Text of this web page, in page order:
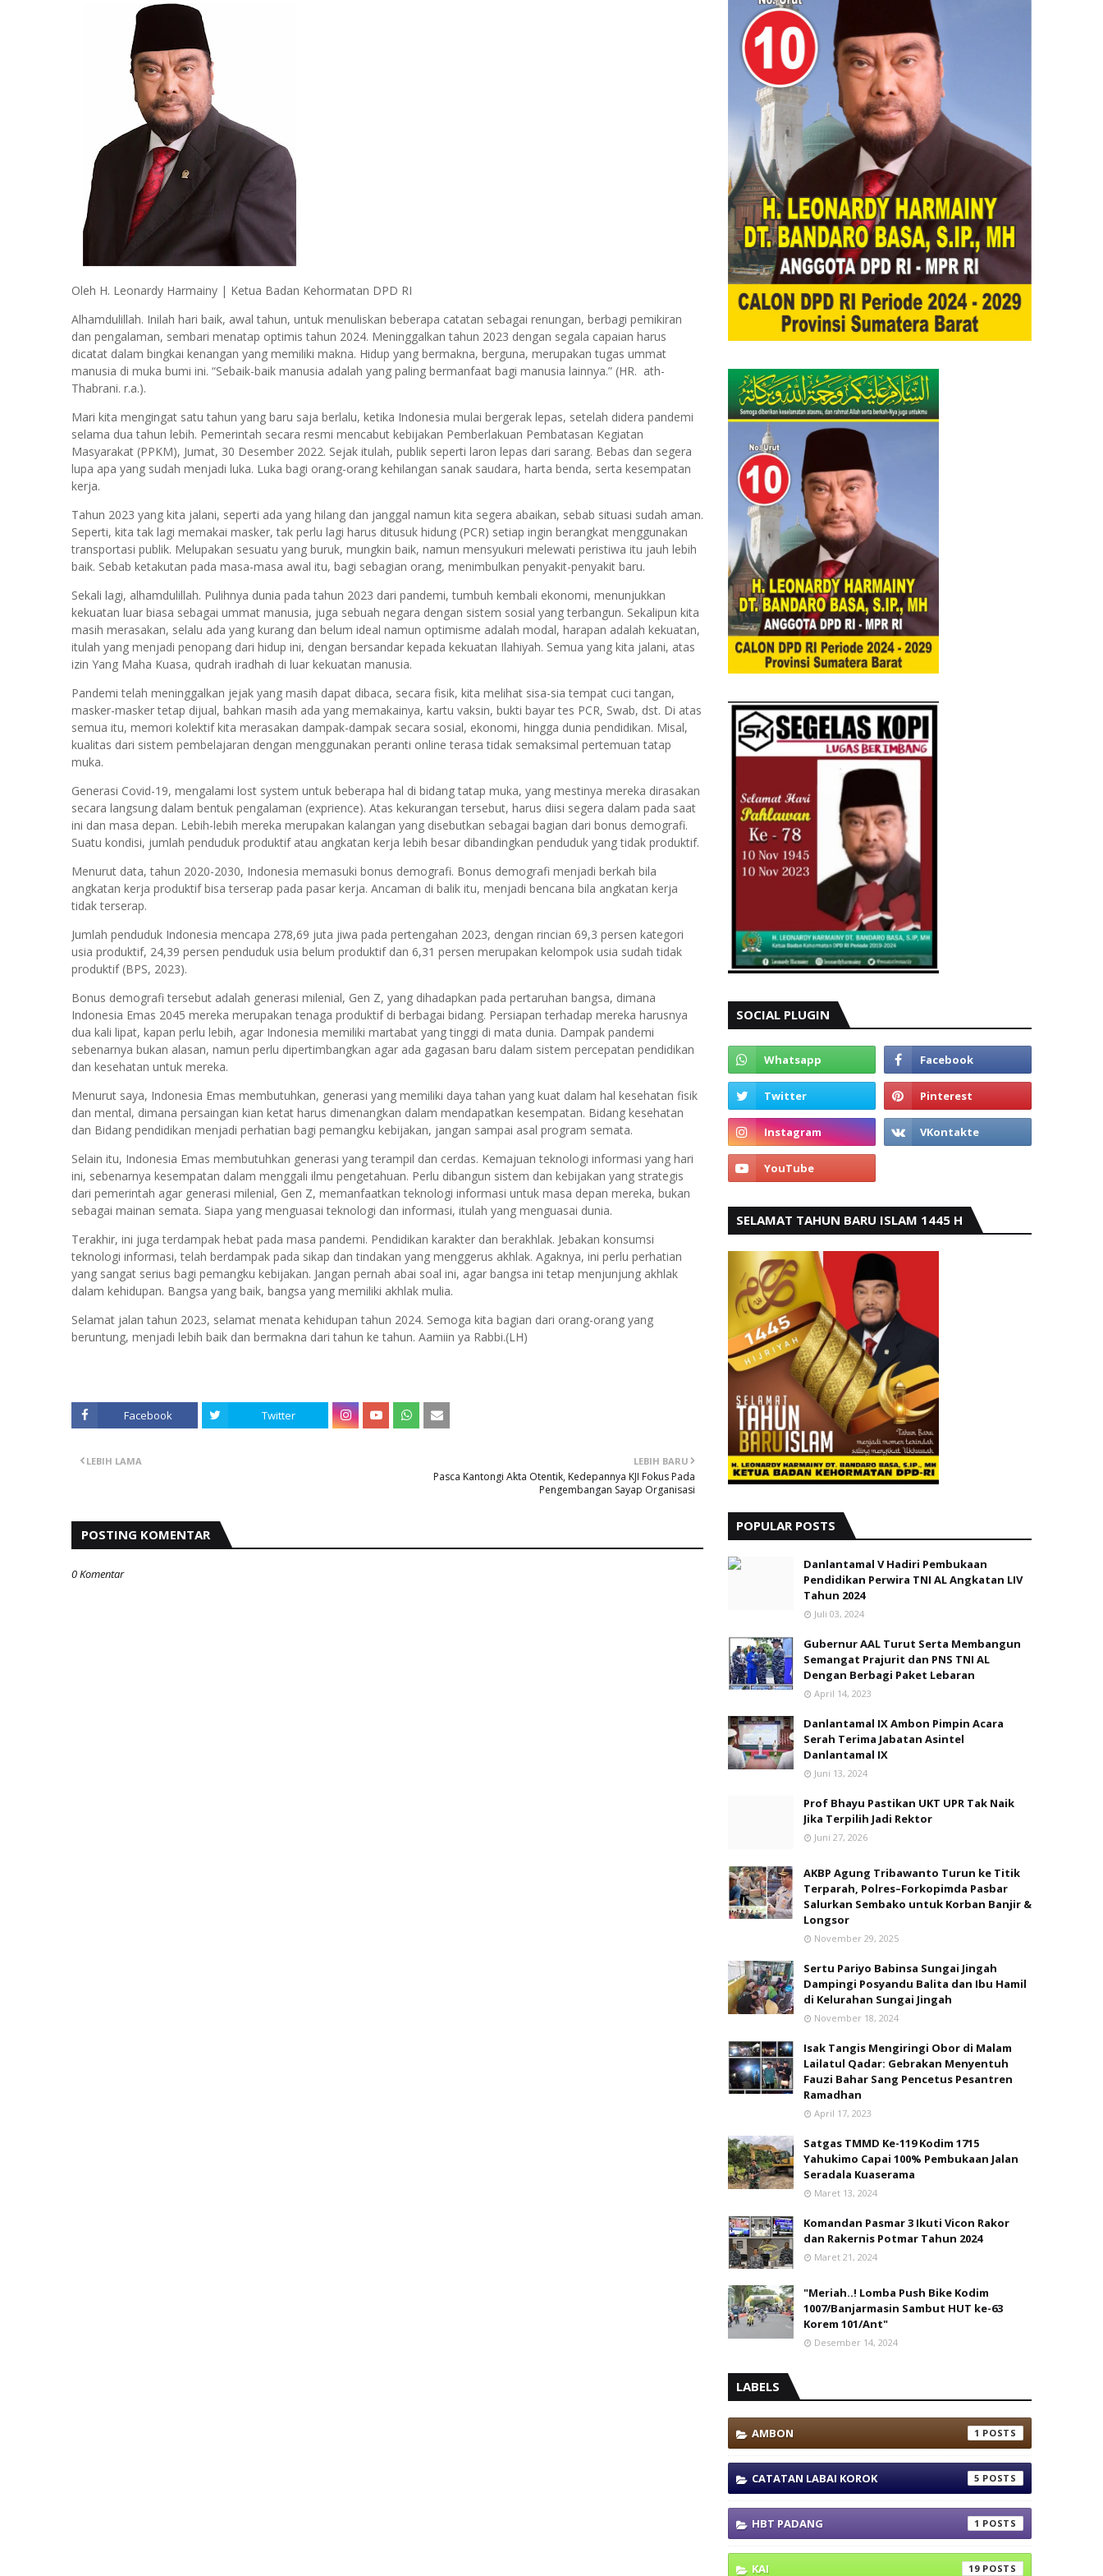
Oleh H. Leonardy Harmainy | Ketua Badan Kehormatan DPD RI
Alhamdulillah. Inilah hari baik, awal tahun, untuk menuliskan beberapa catatan sebagai renungan, berbagi pemikiran
dan pengalaman, sembari menatap optimis tahun 2024. Meninggalkan tahun 2023 dengan segala capaian harus
dicatat dalam bingkai kenangan yang memiliki makna. Hidup yang bermakna, berguna, merupakan tugas ummat
manusia di muka bumi ini. “Sebaik-baik manusia adalah yang paling bermanfaat bagi manusia lainnya.” (HR. ath-
Thabrani. r.a.).
Mari kita mengingat satu tahun yang baru saja berlalu, ketika Indonesia mulai bergerak lepas, setelah didera pandemi
selama dua tahun lebih. Pemerintah secara resmi mencabut kebijakan Pemberlakuan Pembatasan Kegiatan
Masyarakat (PPKM), Jumat, 30 Desember 2022. Sejak itulah, publik seperti laron lepas dari sarang. Bebas dan segera
lupa apa yang sudah menjadi luka. Luka bagi orang-orang kehilangan sanak saudara, harta benda, serta kesempatan
kerja.
Tahun 2023 yang kita jalani, seperti ada yang hilang dan janggal namun kita segera abaikan, sebab situasi sudah aman.
Seperti, kita tak lagi memakai masker, tak perlu lagi harus ditusuk hidung (PCR) setiap ingin berangkat menggunakan
transportasi publik. Melupakan sesuatu yang buruk, mungkin baik, namun mensyukuri melewati peristiwa itu jauh lebih
baik. Sebab ketakutan pada masa-masa awal itu, bagi sebagian orang, menimbulkan penyakit-penyakit baru.
Sekali lagi, alhamdulillah. Pulihnya dunia pada tahun 2023 dari pandemi, tumbuh kembali ekonomi, menunjukkan
kekuatan luar biasa sebagai ummat manusia, juga sebuah negara dengan sistem sosial yang terbangun. Sekalipun kita
masih merasakan, selalu ada yang kurang dan belum ideal namun optimisme adalah modal, harapan adalah kekuatan,
itulah yang menjadi penopang dari hidup ini, dengan bersandar kepada kekuatan Ilahiyah. Semua yang kita jalani, atas
izin Yang Maha Kuasa, qudrah iradhah di luar kekuatan manusia.
Pandemi telah meninggalkan jejak yang masih dapat dibaca, secara fisik, kita melihat sisa-sia tempat cuci tangan,
masker-masker tetap dijual, bahkan masih ada yang memakainya, kartu vaksin, bukti bayar tes PCR, Swab, dst. Di atas
semua itu, memori kolektif kita merasakan dampak-dampak secara sosial, ekonomi, hingga dunia pendidikan. Misal,
kualitas dari sistem pembelajaran dengan menggunakan peranti online terasa tidak semaksimal pertemuan tatap
muka.
Generasi Covid-19, mengalami lost system untuk beberapa hal di bidang tatap muka, yang mestinya mereka dirasakan
secara langsung dalam bentuk pengalaman (exprience). Atas kekurangan tersebut, harus diisi segera dalam pada saat
ini dan masa depan. Lebih-lebih mereka merupakan kalangan yang disebutkan sebagai bagian dari bonus demografi.
Suatu kondisi, jumlah penduduk produktif atau angkatan kerja lebih besar dibandingkan penduduk yang tidak produktif.
Menurut data, tahun 2020-2030, Indonesia memasuki bonus demografi. Bonus demografi menjadi berkah bila
angkatan kerja produktif bisa terserap pada pasar kerja. Ancaman di balik itu, menjadi bencana bila angkatan kerja
tidak terserap.
Jumlah penduduk Indonesia mencapa 278,69 juta jiwa pada pertengahan 2023, dengan rincian 69,3 persen kategori
usia produktif, 24,39 persen penduduk usia belum produktif dan 6,31 persen merupakan kelompok usia sudah tidak
produktif (BPS, 2023).
Bonus demografi tersebut adalah generasi milenial, Gen Z, yang dihadapkan pada pertaruhan bangsa, dimana
Indonesia Emas 2045 mereka merupakan tenaga produktif di berbagai bidang. Persiapan terhadap mereka harusnya
dua kali lipat, kapan perlu lebih, agar Indonesia memiliki martabat yang tinggi di mata dunia. Dampak pandemi
sebenarnya bukan alasan, namun perlu dipertimbangkan agar ada gagasan baru dalam sistem percepatan pendidikan
dan kesehatan untuk mereka.
Menurut saya, Indonesia Emas membutuhkan, generasi yang memiliki daya tahan yang kuat dalam hal kesehatan fisik
dan mental, dimana persaingan kian ketat harus dimenangkan dalam mendapatkan kesempatan. Bidang kesehatan
dan Bidang pendidikan menjadi perhatian bagi pemangku kebijakan, jangan sampai asal program semata.
Selain itu, Indonesia Emas membutuhkan generasi yang terampil dan cerdas. Kemajuan teknologi informasi yang hari
ini, sebenarnya kesempatan dalam menggali ilmu pengetahuan. Perlu dibangun sistem dan kebijakan yang strategis
dari pemerintah agar generasi milenial, Gen Z, memanfaatkan teknologi informasi untuk masa depan mereka, bukan
sebagai mainan semata. Siapa yang menguasai teknologi dan informasi, itulah yang menguasai dunia.
Terakhir, ini juga terdampak hebat pada masa pandemi. Pendidikan karakter dan berakhlak. Jebakan konsumsi
teknologi informasi, telah berdampak pada sikap dan tindakan yang menggerus akhlak. Agaknya, ini perlu perhatian
yang sangat serius bagi pemangku kebijakan. Jangan pernah abai soal ini, agar bangsa ini tetap menjunjung akhlak
dalam kehidupan. Bangsa yang baik, bangsa yang memiliki akhlak mulia.
Selamat jalan tahun 2023, selamat menata kehidupan tahun 2024. Semoga kita bagian dari orang-orang yang
beruntung, menjadi lebih baik dan bermakna dari tahun ke tahun. Aamiin ya Rabbi.(LH)
Facebook Twitter
LEBIH BARU
Pasca Kantongi Akta Otentik, Kedepannya KJI Fokus Pada
Pengembangan Sayap Organisasi
LEBIH LAMA
POSTING KOMENTAR
0 Komentar
SOCIAL PLUGIN
SELAMAT TAHUN BARU ISLAM 1445 H
POPULAR POSTS
Danlantamal V Hadiri Pembukaan
Pendidikan Perwira TNI AL Angkatan LIV
Tahun 2024
Juli 03, 2024
Gubernur AAL Turut Serta Membangun
Semangat Prajurit dan PNS TNI AL
Dengan Berbagi Paket Lebaran
April 14, 2023
Danlantamal IX Ambon Pimpin Acara
Serah Terima Jabatan Asintel
Danlantamal IX
Juni 13, 2024
Prof Bhayu Pastikan UKT UPR Tak Naik
Jika Terpilih Jadi Rektor
Juni 27, 2026
AKBP Agung Tribawanto Turun ke Titik
Terparah, Polres–Forkopimda Pasbar
Salurkan Sembako untuk Korban Banjir &
Longsor
November 29, 2025
Sertu Pariyo Babinsa Sungai Jingah
Dampingi Posyandu Balita dan Ibu Hamil
di Kelurahan Sungai Jingah
November 18, 2024
Isak Tangis Mengiringi Obor di Malam
Lailatul Qadar: Gebrakan Menyentuh
Fauzi Bahar Sang Pencetus Pesantren
Ramadhan
April 17, 2023
Satgas TMMD Ke-119 Kodim 1715
Yahukimo Capai 100% Pembukaan Jalan
Seradala Kuaserama
Maret 13, 2024
Komandan Pasmar 3 Ikuti Vicon Rakor
dan Rakernis Potmar Tahun 2024
Maret 21, 2024
"Meriah..! Lomba Push Bike Kodim
1007/Banjarmasin Sambut HUT ke-63
Korem 101/Ant"
Desember 14, 2024
LABELS
AMBON 1
CATATAN LABAI KOROK 5
HBT PADANG 1
KAI 19